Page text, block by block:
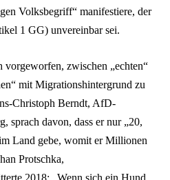
Volksbegriff“ manifestiere, der
1 GG) unvereinbar sei.
zwischen „echten“
mit Migrationshintergrund zu
Christoph Berndt, AfD-
sprach davon, dass er nur „20,
Land gebe, womit er Millionen
Protschka,
2018: „Wenn sich ein Hund